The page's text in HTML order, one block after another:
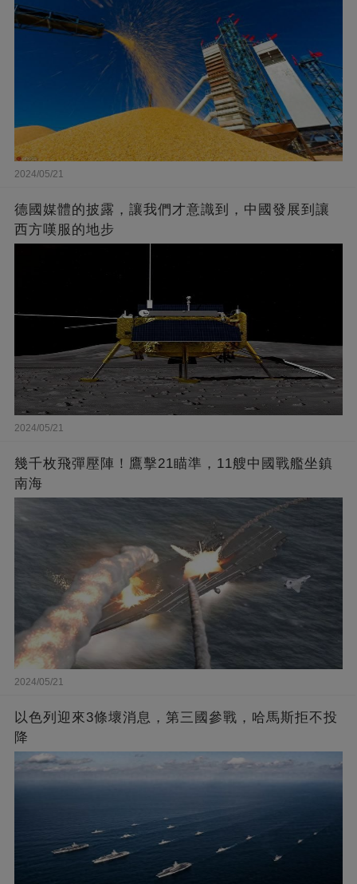
2024/05/21
德國媒體的披露，讓我們才意識到，中國發展到讓
西方嘆服的地步
2024/05/21
幾千枚飛彈壓陣！鷹擊21瞄準，11艘中國戰艦坐鎮
南海
2024/05/21
以色列迎來3條壞消息，第三國參戰，哈馬斯拒不投
降